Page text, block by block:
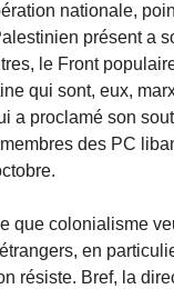
nationale,
présent a
le Front
qui sont, eux,
a proclamé son
des PC
que colonialisme
en
résiste. Bref, la